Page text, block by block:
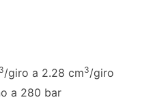
3/giro a 2.28 cm3/giro
a 280 bar